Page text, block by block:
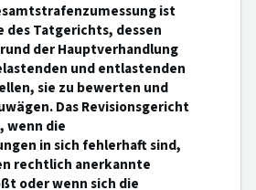
ist
des Tatgerichts, dessen
der Hauptverhandlung
und entlastenden
sie zu bewerten und
Das Revisionsgericht
wenn die
in sich fehlerhaft sind,
rechtlich anerkannte
oder wenn sich die